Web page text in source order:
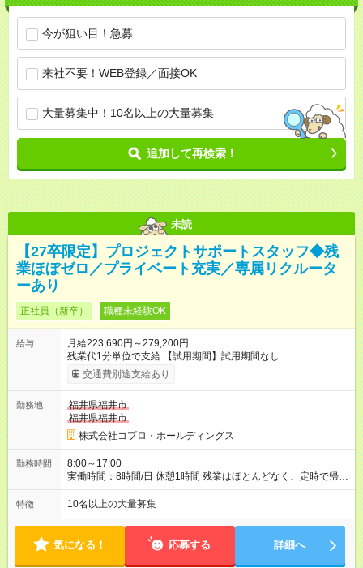
今が狙い目！急募
来社不要！WEB登録／面接OK
大量募集中！10名以上の大量募集
追加して再検索！
未読
【27卒限定】プロジェクトサポートスタッフ◆残
業ほぼゼロ／プライベート充実／専属リクルータ
ーあり
正社員（新卒） 職種未経験OK
給与
月給223,690円～279,200円
残業代1分単位で支給 【試用期間】試用期間なし
交通費別途支給あり
勤務地
福井県福井市
福井県福井市
株式会社コプロ・ホールディングス
勤務時間
8:00～17:00
実働時間：8時間/日 休憩1時間 残業はほとんどなく、定時で帰れ
る日が多い働き方です。 毎日の業務は進捗管理や事務が中心な
ので、 「今日やるべき仕事」が終われば、自然と区切りをつけ
方を大切にしています。
特徴 10名以上の大量募集
気になる！ 応募する 詳細へ